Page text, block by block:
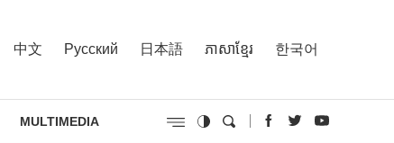
中文 Русский 日本語 ភាសាខ្មែរ 한국어
MULTIMEDIA